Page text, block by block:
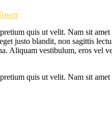
quis ut velit. Nam sit
justo blandit, non sagittis
Aliquam vestibulum, eros vel
quis ut velit. Nam sit